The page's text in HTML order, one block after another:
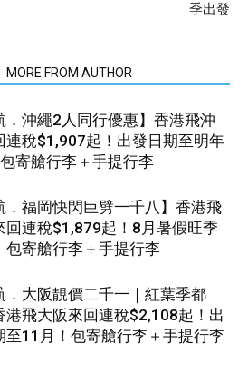
季出發
MORE FROM AUTHOR
．沖繩2人同行優惠】香港飛沖
連稅$1,907起！出發日期至明年
寄艙行李＋手提行李
．福岡快閃巨劈一千八】香港飛
回連稅$1,879起！8月暑假旺季
包寄艙行李＋手提行李
．大阪靚價二千一｜紅葉季都
港飛大阪來回連稅$2,108起！出
至11月！包寄艙行李＋手提行李